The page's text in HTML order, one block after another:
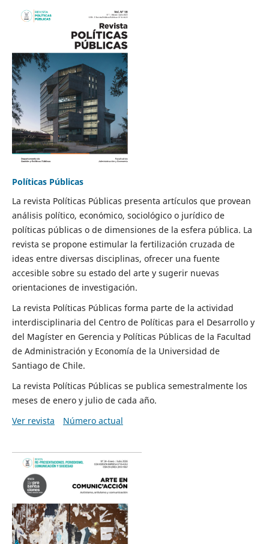
Políticas Públicas
La revista Políticas Públicas presenta artículos que provean
análisis político, económico, sociológico o jurídico de
políticas públicas o de dimensiones de la esfera pública. La
revista se propone estimular la fertilización cruzada de
ideas entre diversas disciplinas, ofrecer una fuente
accesible sobre su estado del arte y sugerir nuevas
orientaciones de investigación.
La revista Políticas Públicas forma parte de la actividad
interdisciplinaria del Centro de Políticas para el Desarrollo y
del Magíster en Gerencia y Políticas Públicas de la Facultad
de Administración y Economía de la Universidad de
Santiago de Chile.
La revista Políticas Públicas se publica semestralmente los
meses de enero y julio de cada año.
Ver revista
Número actual